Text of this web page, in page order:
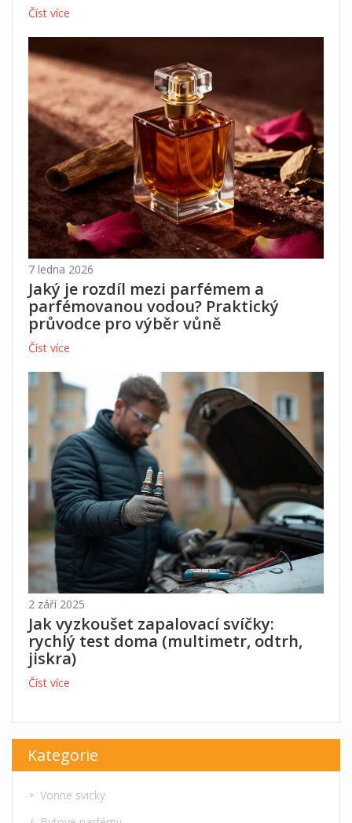
Číst více
7 ledna 2026
Jaký je rozdíl mezi parfémem a
parfémovanou vodou? Praktický
průvodce pro výběr vůně
Číst více
2 září 2025
Jak vyzkoušet zapalovací svíčky:
rychlý test doma (multimetr, odtrh,
jiskra)
Číst více
Kategorie
Vonne svicky